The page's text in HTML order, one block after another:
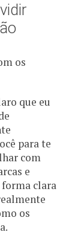
os
que eu
para te
com
e
clara
os